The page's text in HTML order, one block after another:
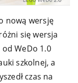
nową wersję
się wersja
WeDo 1.0
szkolnej, a
czas na